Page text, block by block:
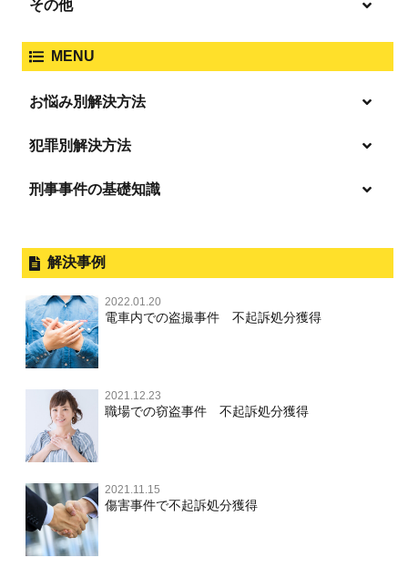
逮捕・監禁
業務妨害
強姦・準強姦
淫行・援助交際
公然わいせつ，わいせつ物頒布，淫
行勧誘罪
児童ポルノ・リベンジポルノ
詐欺
恐喝
危険ドラッグ
ひき逃げ・当て逃げ
危険運転行為等
自転車事故
その他
商標法違反
ストーカー事件
銃刀法違反
MENU
お悩み別解決方法
「逮捕」について適切に知ることで不安や悩みを解消する
逮捕後、早急な釈放・保釈を望むときにすべきこと
無実・無罪の証明をしたい
被害者との示談を円満に進めるためには
刑事事件で被疑者を不起訴処分にするには
事件を秘密にするためにとるべき行動とは
自首・出頭の不安や悩みを解消するためには
犯罪別解決方法
事件別－暴力事件
暴行・傷害
殺人
過失致死・過失傷害
脅迫・強要
逮捕・監禁
略取・誘拐・人身売買
器物損壊
業務妨害
公務執行妨害
性犯罪 TOP
痴漢
盗撮，のぞき
不同意わいせつ（旧：強制わいせつ，準強制わいせつ），
監護者わいせつ
不同意性交等・監護者性交等
淫行・援助交際
公然わいせつ罪，わいせつ物頒布罪，淫行勧誘罪
児童ポルノ，リベンジポルノ
風営法・風適法違反
事件別－財産犯
財産犯 TOP
窃盗罪
詐欺罪
恐喝罪
横領・背任
盗品売買・譲り受け等
知的財産と刑事事件
事件別－薬物事件
薬物事件 TOP
覚せい剤
大麻
麻薬及び向精神薬
危険ドラッグ
事件別－交通違反・交通事故
交通違反・交通事故 TOP
人身事故・死亡事故
ひき逃げ・当て逃げ
無免許運転
飲酒運転
その他
その他 TOP
商標法違反
放火・失火
刑事事件の基礎知識
外国人事件の手続きと特色
刑事裁判の概要・手続
公務員の逮捕・刑事事件
控訴・上告
国選弁護士と私選弁護士の違い
裁判員裁判
司法取引・刑事免責
取調べの注意点
少年事件の手続と特色
解決事例
2022.01.20
電車内での盗撮事件 不起訴処分獲得
2021.12.23
職場での窃盗事件 不起訴処分獲得
2021.11.15
傷害事件で不起訴処分獲得